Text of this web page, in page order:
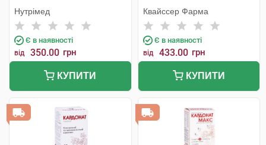
Нутрімед
Є в наявності
від 350.00 грн
КУПИТИ
Квайссер Фарма
Є в наявності
від 433.00 грн
КУПИТИ